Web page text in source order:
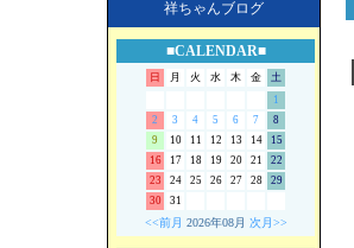
祥ちゃんブログ
■CALENDAR■
日 月 火 水 木 金
土
1
2
3 4 5 6 7
8
9
10 11 12 13 14
15
16
17 18 19 20 21
22
23
24 25 26 27 28
29
30
31
<<前月 2026年08月 次月>>